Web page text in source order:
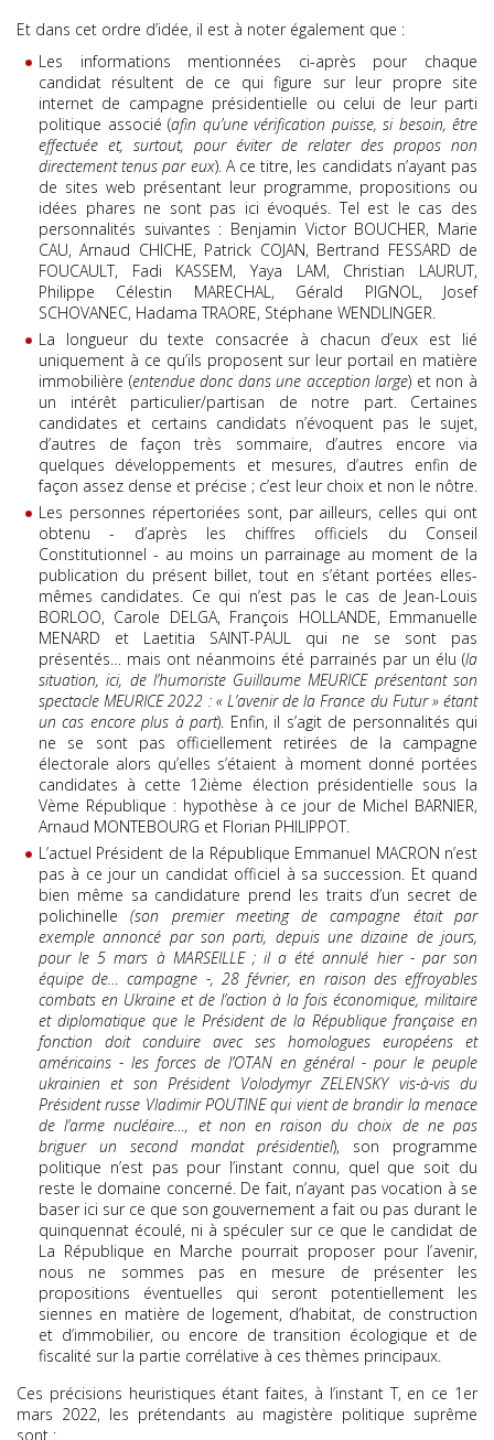
Et dans cet ordre d’idée, il est à noter également que :
Les informations mentionnées ci-après pour chaque
candidat résultent de ce qui figure sur leur propre site
internet de campagne présidentielle ou celui de leur parti
politique associé (afin qu’une vérification puisse, si besoin, être
effectuée et, surtout, pour éviter de relater des propos non
directement tenus par eux). A ce titre, les candidats n’ayant pas
de sites web présentant leur programme, propositions ou
idées phares ne sont pas ici évoqués. Tel est le cas des
personnalités suivantes : Benjamin Victor BOUCHER, Marie
CAU, Arnaud CHICHE, Patrick COJAN, Bertrand FESSARD de
FOUCAULT, Fadi KASSEM, Yaya LAM, Christian LAURUT,
Philippe Célestin MARECHAL, Gérald PIGNOL, Josef
SCHOVANEC, Hadama TRAORE, Stéphane WENDLINGER.
La longueur du texte consacrée à chacun d’eux est lié
uniquement à ce qu’ils proposent sur leur portail en matière
immobilière (entendue donc dans une acception large) et non à
un intérêt particulier/partisan de notre part. Certaines
candidates et certains candidats n’évoquent pas le sujet,
d’autres de façon très sommaire, d’autres encore via
quelques développements et mesures, d’autres enfin de
façon assez dense et précise ; c’est leur choix et non le nôtre.
Les personnes répertoriées sont, par ailleurs, celles qui ont
obtenu - d’après les chiffres officiels du Conseil
Constitutionnel - au moins un parrainage au moment de la
publication du présent billet, tout en s’étant portées elles-
mêmes candidates. Ce qui n’est pas le cas de Jean-Louis
BORLOO, Carole DELGA, François HOLLANDE, Emmanuelle
MENARD et Laetitia SAINT-PAUL qui ne se sont pas
présentés… mais ont néanmoins été parrainés par un élu (la
situation, ici, de l’humoriste Guillaume MEURICE présentant son
spectacle MEURICE 2022 : « L’avenir de la France du Futur » étant
un cas encore plus à part). Enfin, il s’agit de personnalités qui
ne se sont pas officiellement retirées de la campagne
électorale alors qu’elles s’étaient à moment donné portées
candidates à cette 12ième élection présidentielle sous la
Vème République : hypothèse à ce jour de Michel BARNIER,
Arnaud MONTEBOURG et Florian PHILIPPOT.
L’actuel Président de la République Emmanuel MACRON n’est
pas à ce jour un candidat officiel à sa succession. Et quand
bien même sa candidature prend les traits d’un secret de
polichinelle(son premier meeting de campagne était par
exemple annoncé par son parti, depuis une dizaine de jours,
pour le 5 mars à MARSEILLE ; il a été annulé hier - par son
équipe de… campagne -, 28 février, en raison des effroyables
combats en Ukraine et de l’action à la fois économique, militaire
et diplomatique que le Président de la République française en
fonction doit conduire avec ses homologues européens et
américains - les forces de l’OTAN en général - pour le peuple
ukrainien et son Président Volodymyr ZELENSKY vis-à-vis du
Président russe Vladimir POUTINE qui vient de brandir la menace
de l’arme nucléaire…, et non en raison du choix de ne pas
briguer un second mandat présidentiel), son programme
politique n’est pas pour l’instant connu, quel que soit du
reste le domaine concerné. De fait, n’ayant pas vocation à se
baser ici sur ce que son gouvernement a fait ou pas durant le
quinquennat écoulé, ni à spéculer sur ce que le candidat de
La République en Marche pourrait proposer pour l’avenir,
nous ne sommes pas en mesure de présenter les
propositions éventuelles qui seront potentiellement les
siennes en matière de logement, d’habitat, de construction
et d’immobilier, ou encore de transition écologique et de
fiscalité sur la partie corrélative à ces thèmes principaux.
Ces précisions heuristiques étant faites, à l’instant T, en ce 1er
mars 2022, les prétendants au magistère politique suprême
sont :